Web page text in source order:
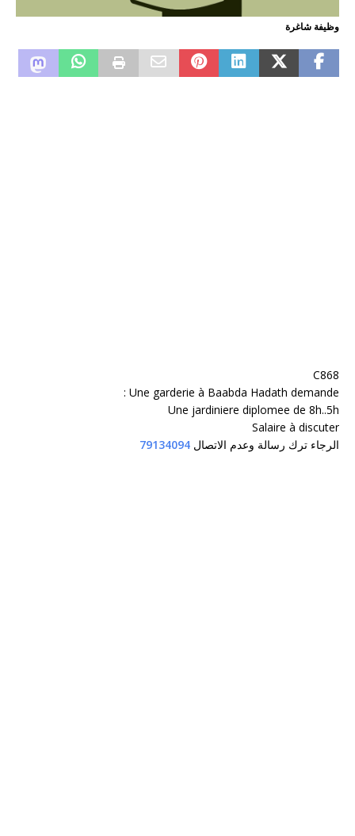
وظيفة شاغرة
C868
Une garderie à Baabda Hadath demande :
Une jardiniere diplomee de 8h..5h
Salaire à discuter
الرجاء ترك رسالة وعدم الاتصال 79134094